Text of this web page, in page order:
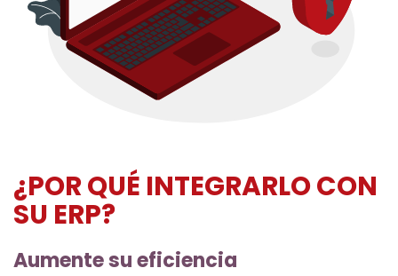
¿POR QUÉ INTEGRARLO CON
SU ERP?
Aumente su eficiencia